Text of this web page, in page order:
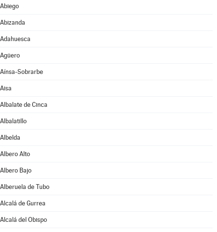
Abiego
Abizanda
Adahuesca
Agüero
Aínsa-Sobrarbe
Aisa
Albalate de Cinca
Albalatillo
Albelda
Albero Alto
Albero Bajo
Alberuela de Tubo
Alcalá de Gurrea
Alcalá del Obispo